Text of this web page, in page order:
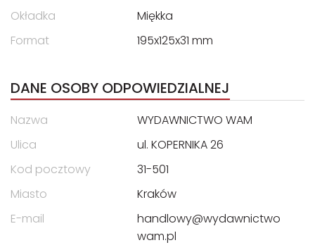
Okładka
Miękka
Format
195x125x31 mm
DANE OSOBY ODPOWIEDZIALNEJ
Nazwa
WYDAWNICTWO WAM
Ulica
ul. KOPERNIKA 26
Kod pocztowy
31-501
Miasto
Kraków
E-mail
handlowy@wydawnictwo
wam.pl